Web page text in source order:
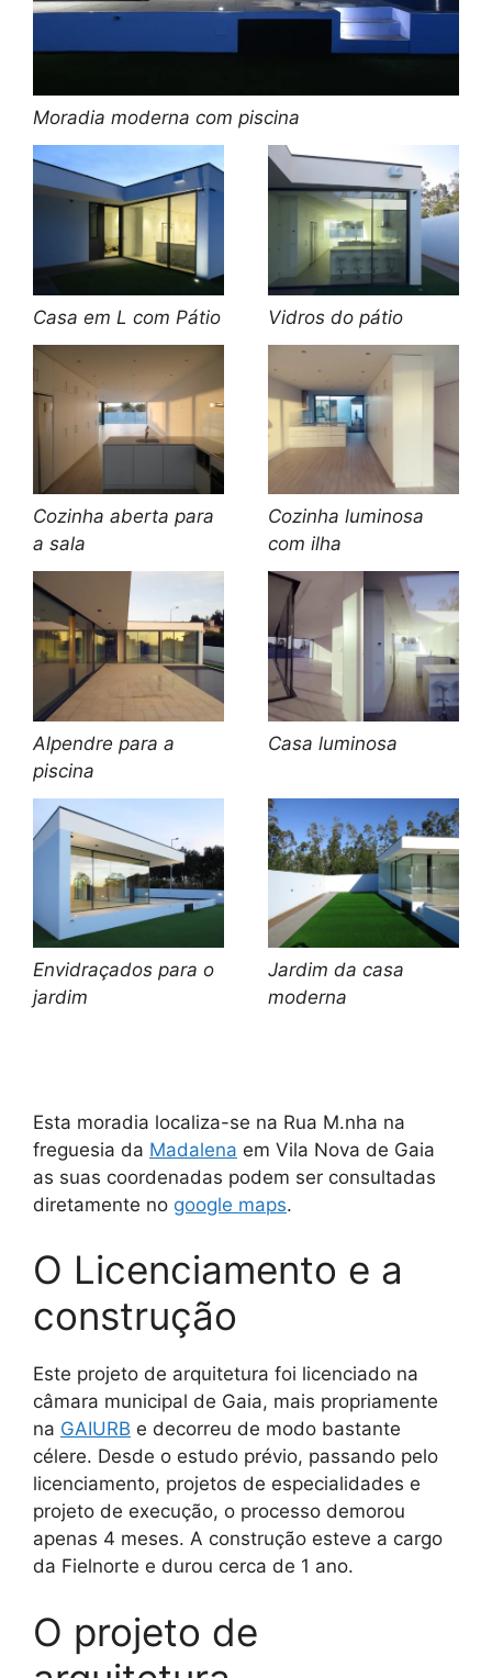
Moradia moderna com piscina
Casa em L com Pátio Vidros do pátio
Cozinha aberta para
a sala
Cozinha luminosa
com ilha
Alpendre para a
piscina
Casa luminosa
Envidraçados para o
jardim
Jardim da casa
moderna
Esta moradia localiza-se na Rua M.nha na
freguesia da Madalena em Vila Nova de Gaia
as suas coordenadas podem ser consultadas
diretamente no google maps.
O Licenciamento e a
construção
Este projeto de arquitetura foi licenciado na
câmara municipal de Gaia, mais propriamente
na GAIURB e decorreu de modo bastante
célere. Desde o estudo prévio, passando pelo
licenciamento, projetos de especialidades e
projeto de execução, o processo demorou
apenas 4 meses. A construção esteve a cargo
da Fielnorte e durou cerca de 1 ano.
O projeto de